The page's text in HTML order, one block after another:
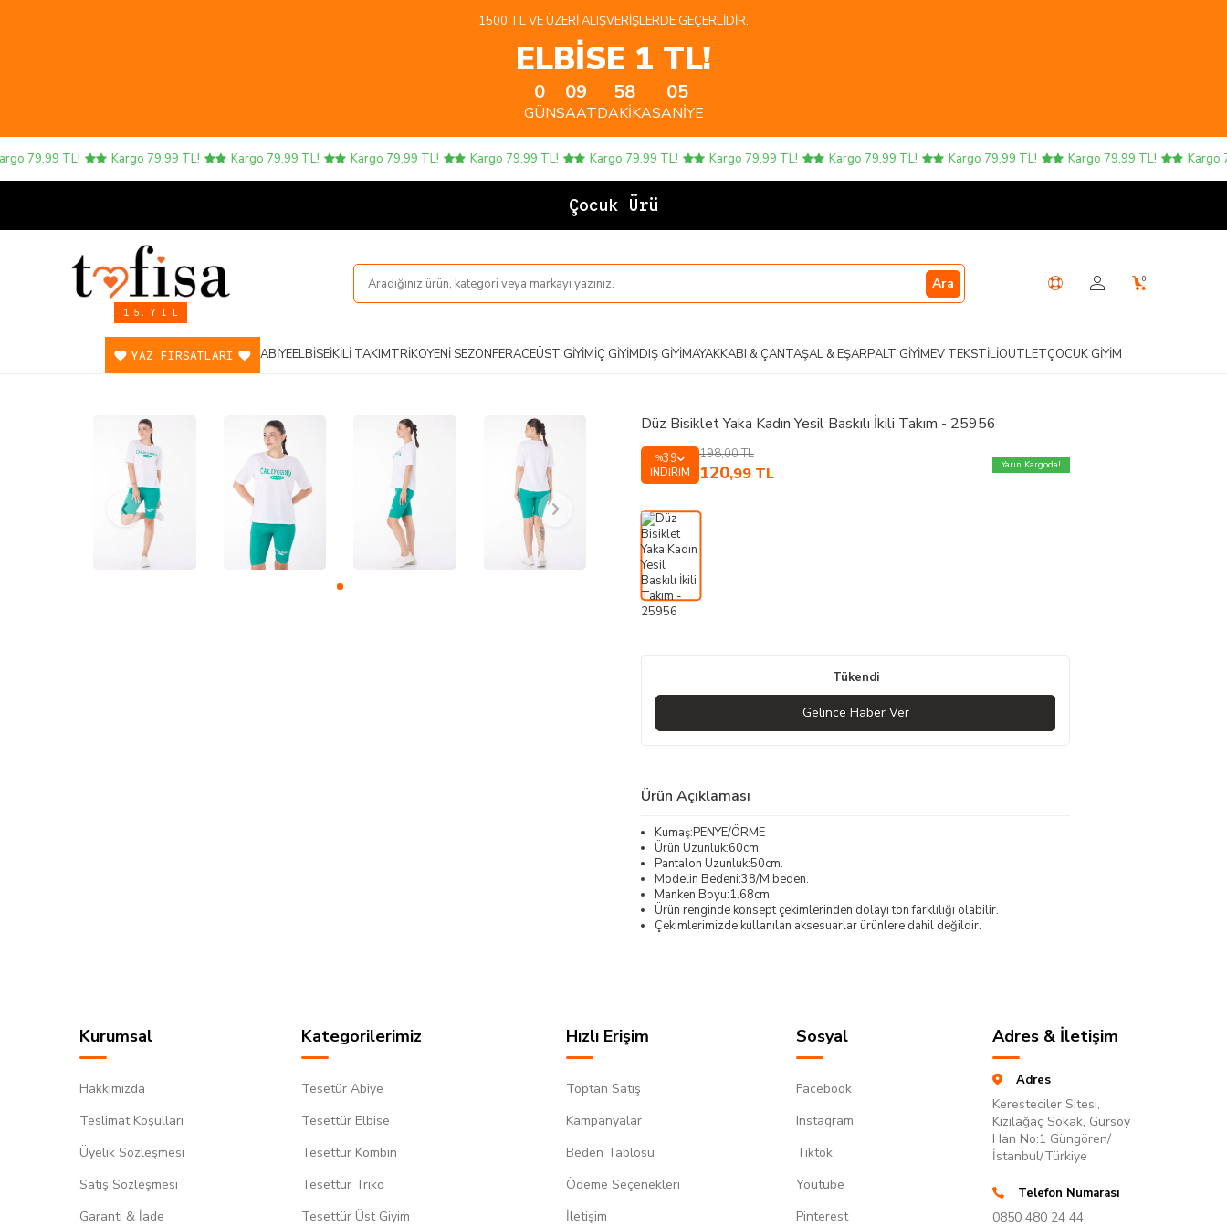
1500 TL VE ÜZERI ALIŞVERIŞLERDE GEÇERLIDIR.
ELBİSE 1 TL!
0
GÜN
09
SAAT
58
DAKIKA
05
SANIYE
79,99 TL! Kargo 79,99 TL! Kargo 79,99 TL! Kargo 79,99 TL! Kargo 79,99 TL! Kargo 79,99 TL! Kargo 79,99 TL! Kargo 79,99 TL! Kargo 79,99 TL! Kargo 79,99 TL! Kargo
Çocuk Ürünler
1 5. Y I L
Ara 0
YAZ FIRSATLARI ABIYEELBISEİKILI TAKIMTRIKOYENI SEZONFERACEÜST GIYIMİÇ GIYIMDIŞ GIYIMAYAKKABI & ÇANTAŞAL & EŞARPALT GIYIMEV TEKSTILIOUTLETÇOCUK GIYIM
Düz Bisiklet Yaka Kadın Yesil Baskılı İkili Takım - 25956
%39
İNDIRIM
198,00TL
120,99 TL Yarın Kargoda!
Tükendi
Gelince Haber Ver
Ürün Açıklaması
Kumaş:PENYE/ÖRME
Ürün Uzunluk:60cm.
Pantalon Uzunluk:50cm.
Modelin Bedeni:38/M beden.
Manken Boyu:1.68cm.
Ürün renginde konsept çekimlerinden dolayı ton farklılığı olabilir.
Çekimlerimizde kullanılan aksesuarlar ürünlere dahil değildir.
Kurumsal
Hakkımızda
Teslimat Koşulları
Üyelik Sözleşmesi
Satış Sözleşmesi
Garanti & İade
Kategorilerimiz
Tesetür Abiye
Tesettür Elbise
Tesettür Kombin
Tesettür Triko
Tesettür Üst Giyim
Hızlı Erişim
Toptan Satış
Kampanyalar
Beden Tablosu
Ödeme Seçenekleri
İletişim
Sosyal
Facebook
Instagram
Tiktok
Youtube
Pinterest
Adres & İletişim
Adres
Keresteciler Sitesi,
Kızılağaç Sokak, Gürsoy
Han No:1 Güngören/
İstanbul/Türkiye
Telefon Numarası
0850 480 24 44